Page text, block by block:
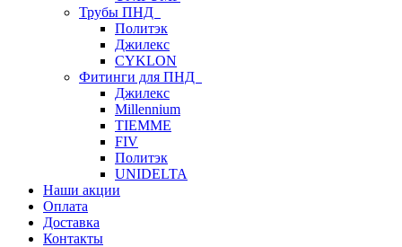
Трубы ПНД
Политэк
Джилекс
CYKLON
Фитинги для ПНД
Джилекс
Millennium
TIEMME
FIV
Политэк
UNIDELTA
Наши акции
Оплата
Доставка
Контакты